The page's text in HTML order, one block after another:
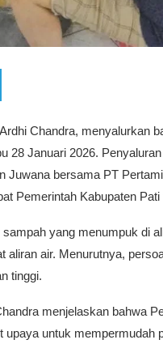
Chandra, menyalurkan
28 Januari 2026.
Juwana bersama PT
Pemerintah Kabupaten Pati
yang menumpuk di
air. Menurutnya,
tinggi.
menjelaskan bahwa
untuk mempermudah